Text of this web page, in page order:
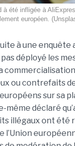
à été infligée à
européen.
à une enquête
déployé les
ou contrefaits
sur sa
même déclaré
illégaux ont été
l’Union